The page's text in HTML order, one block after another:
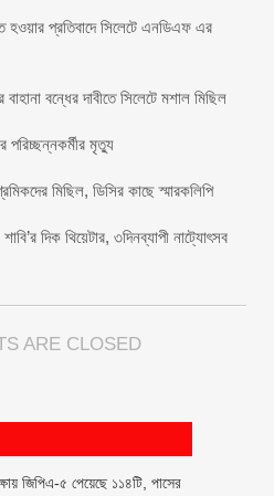
হওয়ার প্রতিবাদে সিলেটে এনডিএফ এর
বন্ধের দাবীতে সিলেটে মশাল মিছিল
পরিচ্ছন্নকর্মীর মৃত্যু
মিছিল, ডিসির কাছে স্মারকলিপি
দিক থিয়েটার, ৩দিনব্যাপী নাট্যোৎসব
ARE CLOSED
জিপিএ-৫ পেয়েছে ১১৪টি, পাসের